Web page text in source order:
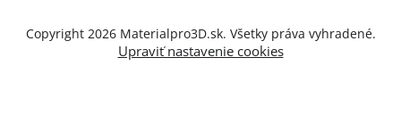
Copyright 2026 Materialpro3D.sk. Všetky práva vyhradené.
Upraviť nastavenie cookies